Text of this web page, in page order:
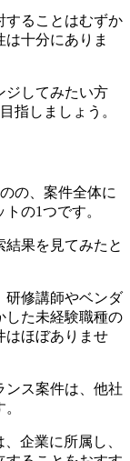
することはむずか
十分にありま
ジしてみたい方
指しましょう。
の、案件全体に
ト の1つです。
果を見てみたと
研修講師やベンダ
した未経験職種の
はほぼありませ
ンス案件は、他社
企業に所属し、